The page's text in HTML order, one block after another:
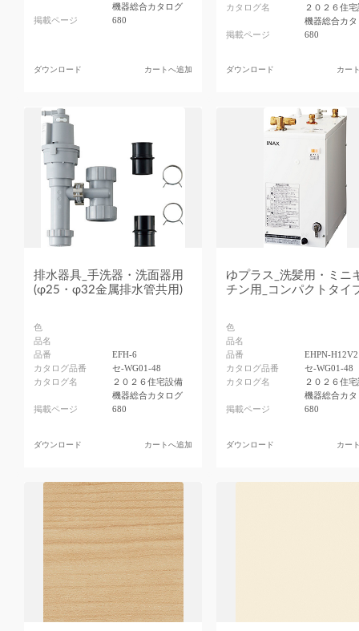
機器総合カタログ
掲載ページ
680
ダウンロード カートへ追加
カタログ名
２０２６住
機器総合カ
掲載ページ
680
ダウンロード カー
排水器具_手洗器・洗面器用
(φ25・φ32金属排水管共用)
色
品名
品番
EFH-6
カタログ品番
セ-WG01-48
カタログ名
２０２６住宅設備
機器総合カタログ
掲載ページ
680
ダウンロード カートへ追加
ゆプラス_洗髪用・ミニ
チン用_コンパクトタイ
色
品名
品番
EHPN-H12V2
カタログ品番
セ-WG01-48
カタログ名
２０２６住
機器総合カ
掲載ページ
680
ダウンロード カー